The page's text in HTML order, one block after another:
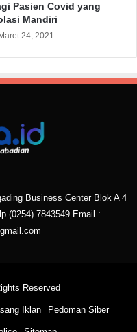
Pasien Covid yang
Mandiri
Maret 24, 2021
Business Center Blok A 4
(0254) 7843549 Email :
Reserved
Iklan Pedoman Siber